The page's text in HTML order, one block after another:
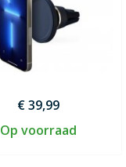
€ 39,99
Op voorraad